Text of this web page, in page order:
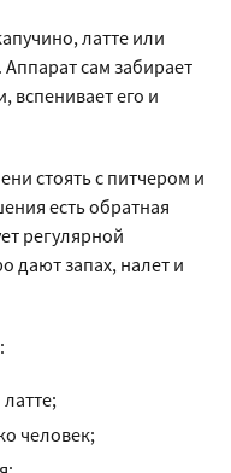
латте или
сам забирает
вспенивает его и
стоять с питчером и
есть обратная
регулярной
дают запах, налет и
человек;